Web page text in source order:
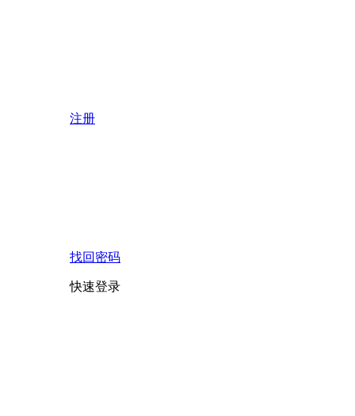
注册
找回密码
快速登录